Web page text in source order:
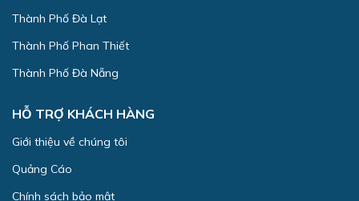
Thành Phố Đà Lạt
Thành Phố Phan Thiết
Thành Phố Đà Nẵng
HỖ TRỢ KHÁCH HÀNG
Giới thiệu về chúng tôi
Quảng Cáo
Chính sách bảo mật